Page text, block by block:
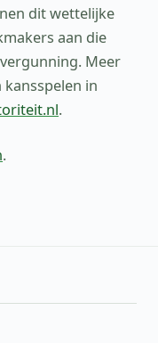
dit wettelijke
aan die
Meer
in
.
.